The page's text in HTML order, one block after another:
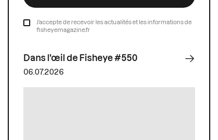
J’accepte de recevoir les actualités et les informations de
fisheyemagazine.fr
Dans l'œil de Fisheye #550
06.07.2026